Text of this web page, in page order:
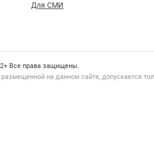
Для СМИ
логотипы
Все права защищены.
на данном сайте, допускается